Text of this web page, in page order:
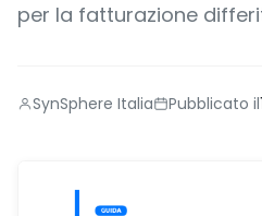
per la fatturazione
SynSphere Italia Pubblicato il